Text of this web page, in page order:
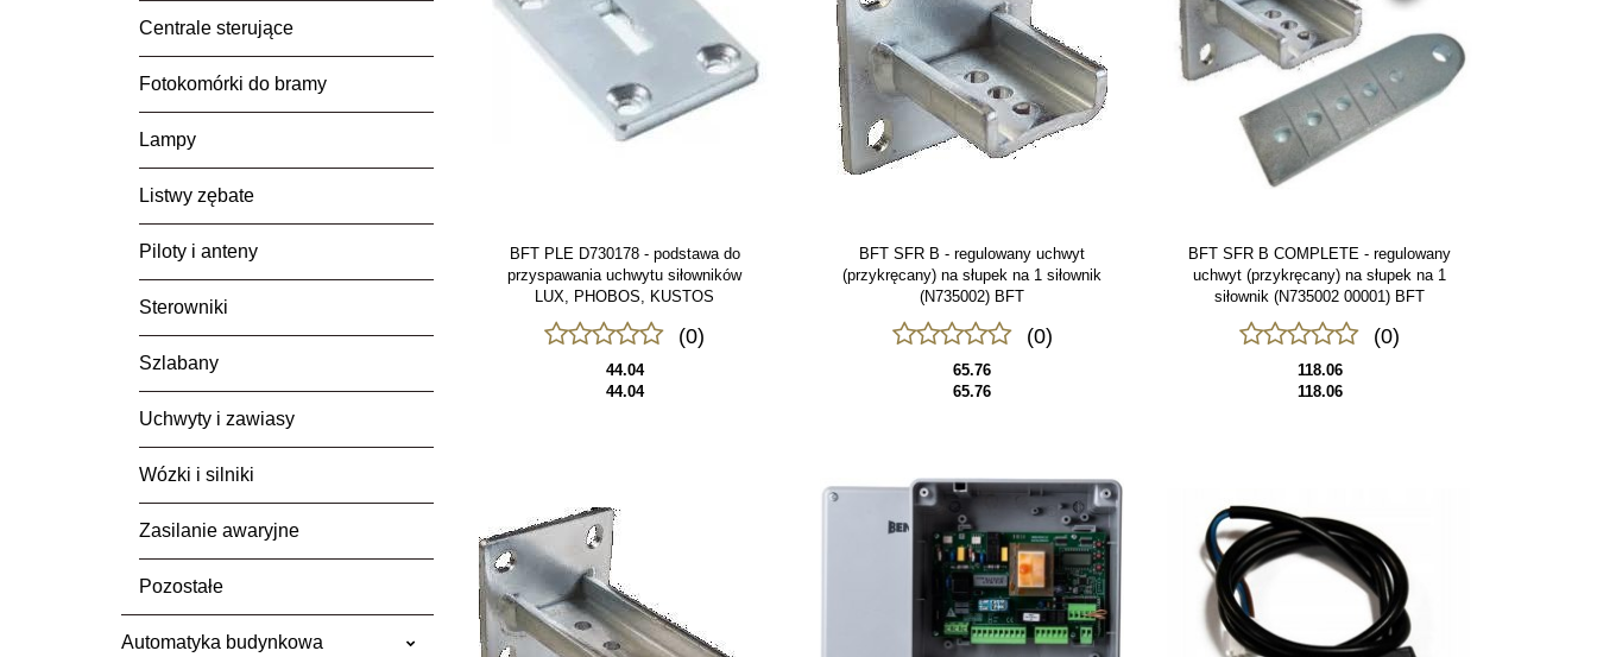
Centrale sterujące
Fotokomórki do bramy
Lampy
Listwy zębate
Piloty i anteny
Sterowniki
Szlabany
Uchwyty i zawiasy
Wózki i silniki
Zasilanie awaryjne
Pozostałe
Automatyka budynkowa
BFT PLE D730178 - podstawa do
przyspawania uchwytu siłowników
LUX, PHOBOS, KUSTOS
(0)
44.04
44.04
BFT SFR B - regulowany uchwyt
(przykręcany) na słupek na 1 siłownik
(N735002) BFT
(0)
65.76
65.76
BFT SFR B COMPLETE - regulowany
uchwyt (przykręcany) na słupek na 1
siłownik (N735002 00001) BFT
(0)
118.06
118.06